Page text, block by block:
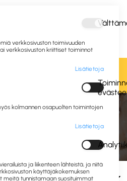
Kirjaudu sisään tai
Pesuaineet ja puhdistusaineet
ja verhoilujen puhdistusaineet
puhdistusaineet
verkkosivuston toimivuuden
verkkosivuston kriittiset toiminnot
Lisätietoja
kolmannen osapuolten toimintojen
Lisätietoja
ja liikenteen lähteistä, ja niitä
käyttäjäkokemuksen
meitä tunnistamaan suosituimmat